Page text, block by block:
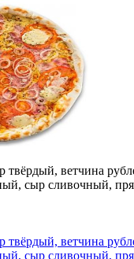
ветчина
сыр сливочный,
ветчина
сыр сливочный,